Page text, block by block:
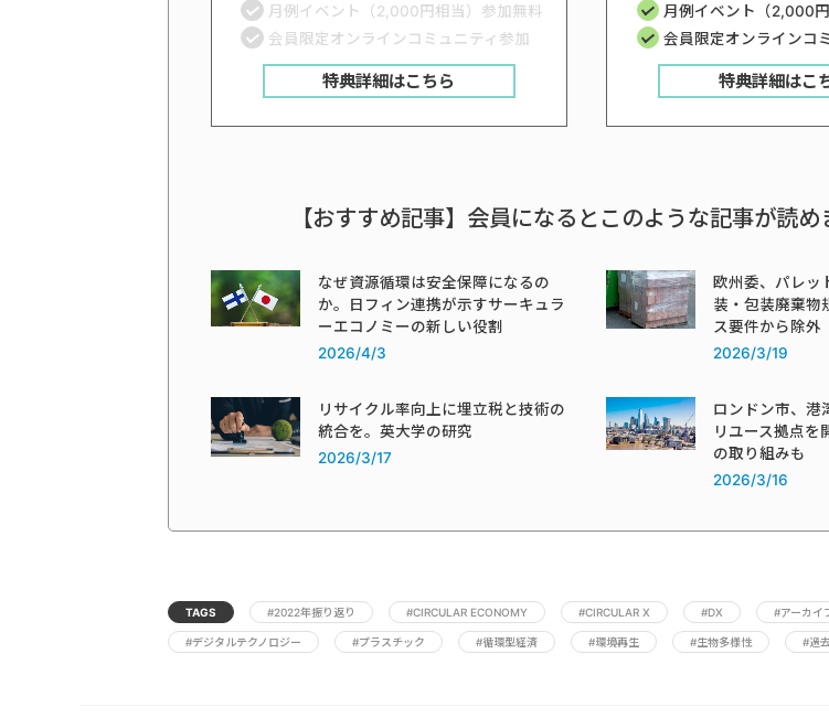
月例イベント（2,000円相当）参加無料
会員限定オンラインコミュニティ参加
特典詳細はこちら
月例イベント（2,000
会員限定オンラインコ
特典詳細はこ
【おすすめ記事】会員になるとこのような記事が読め
なぜ資源循環は安全保障になるの
か。日フィン連携が示すサーキュラ
ーエコノミーの新しい役割
2026/4/3
欧州委、パレッ
装・包装廃棄物
ス要件から除外
2026/3/19
リサイクル率向上に埋立税と技術の
統合を。英大学の研究
2026/3/17
ロンドン市、港
リユース拠点を
の取り組みも
2026/3/16
TAGS #2022年振り返り #CIRCULAR ECONOMY #CIRCULAR X #DX #アーカイ
#デジタルテクノロジー #プラスチック #循環型経済 #環境再生 #生物多様性 #過